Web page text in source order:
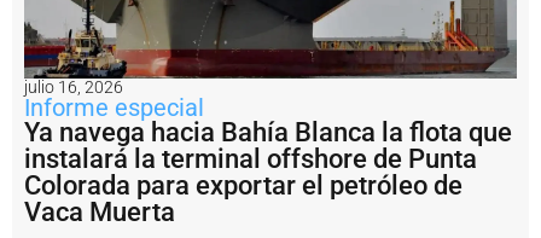
s
c
a
il
e
g
a
l:
A
r
julio 16, 2026
Informe especial
Ya navega hacia Bahía Blanca la flota que
instalará la terminal offshore de Punta
Colorada para exportar el petróleo de
Vaca Muerta